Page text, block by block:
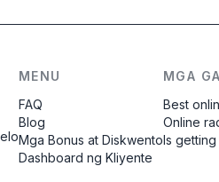
MENU
FAQ
Blog
Mga Bonus at Diskwento
Dashboard ng Kliyente
MGA
Best
Online
Is